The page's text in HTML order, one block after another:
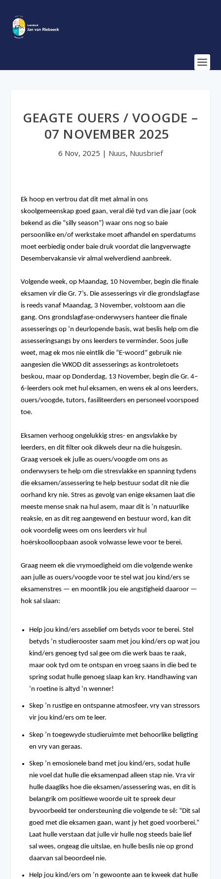
GEAGTE OUERS / VOOGDE –
07 NOVEMBER 2025
6 Nov, 2025 | Nuus, Nuusbrief
Ek hoop en vertrou dat dit met almal in ons
skoolgemeenskap goed gaan, veral dié tyd van die jaar (ook
bekend as die “silly season”) waar ons nog so baie
persoonlike en/of werkstake moet afhandel en sperdatums
moet eerbiedig onder baie druk voordat die langverwagte
Desembervakansie vir almal welverdiend aanbreek.
Volgende week, op Maandag, 10 November, begin die finale
eksamen vir die Gr. 7’s. Die assesserings vir die grondslagfase
is reeds vanaf Maandag, 3 November, volstoom aan die
gang. Ons grondslagfase-onderwysers hanteer die finale
assesserings op ’n deurlopende basis, wat beslis help om die
assesseringsangs by ons leerders te verminder. Soos julle
weet, mag ek mos nie eintlik die “E-woord” gebruik nie
aangesien die WKOD dit assesserings as kontroletoets
beskou, maar op Donderdag, 13 November, begin die Gr. 4–
6-leerders ook met hul eksamen, en wens ek al ons leerders,
ouers/voogde, tutors, fasiliteerders en personeel voorspoed
toe.
Eksamen verhoog ongelukkig stres- en angsvlakke by
leerders, en dit filter ook dikwels deur na die huisgesin.
Graag versoek ek julle as ouers/voogde om ons as
onderwysers te help om die stresvlakke en spanning tydens
die eksamen/assessering te help bestuur sodat dit nie die
oorhand kry nie. Stres as gevolg van enige eksamen laat die
meeste mense snak na hul asem, maar dit is ’n natuurlike
reaksie, en as dit reg aangewend en bestuur word, kan dit
ook voordelig wees om ons leerders vir hul
hoërskoolloopbaan asook volwasse lewe voor te berei.
Graag neem ek die vrymoedigheid om die volgende wenke
aan julle as ouers/voogde voor te stel wat jou kind/ers se
eksamenstres — en moontlik jou eie angstigheid daaroor —
hok sal slaan:
Help jou kind/ers asseblief om betyds voor te berei. Stel
betyds ’n studierooster saam met jou kind/ers op wat jou
kind/ers genoeg tyd sal gee om die werk baas te raak,
maar ook tyd om te ontspan en vroeg saans in die bed te
spring sodat hulle genoeg slaap kan kry. Handhawing van
’n roetine is altyd ’n wenner!
Skep ’n rustige en ontspanne atmosfeer, vry van stressors
vir jou kind/ers om te leer.
Skep ’n toegewyde studieruimte met behoorlike beligting
en vry van geraas.
Skep ’n emosionele band met jou kind/ers, sodat hulle
nie voel dat hulle die eksamenpad alleen stap nie. Vra vir
hulle daagliks hoe die eksamen/assessering was, en dit is
belangrik om positiewe woorde uit te spreek deur
byvoorbeeld ter ondersteuning die volgende te sê: “Dit sal
goed met die eksamen gaan, want jy het goed voorberei.”
Laat hulle verstaan dat julle vir hulle nog steeds baie lief
sal wees, ongeag die uitslae, en hulle beslis nie op grond
daarvan sal beoordeel nie.
Help jou kind/ers om ’n gewoonte aan te kweek dat hulle